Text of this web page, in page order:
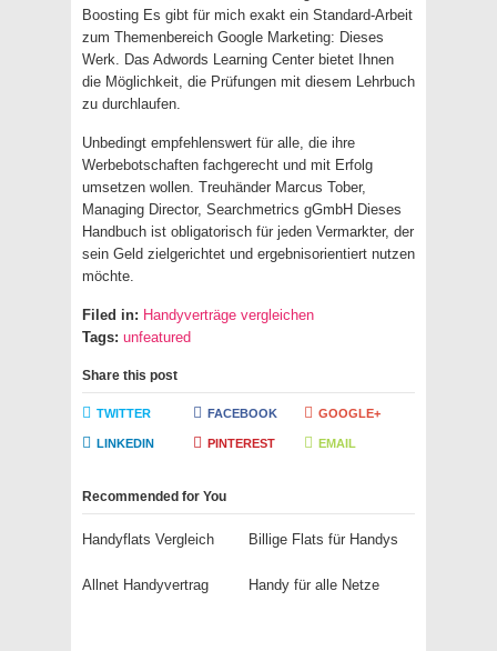
Boosting Es gibt für mich exakt ein Standard-Arbeit
zum Themenbereich Google Marketing: Dieses
Werk. Das Adwords Learning Center bietet Ihnen
die Möglichkeit, die Prüfungen mit diesem Lehrbuch
zu durchlaufen.
Unbedingt empfehlenswert für alle, die ihre
Werbebotschaften fachgerecht und mit Erfolg
umsetzen wollen. Treuhänder Marcus Tober,
Managing Director, Searchmetrics gGmbH Dieses
Handbuch ist obligatorisch für jeden Vermarkter, der
sein Geld zielgerichtet und ergebnisorientiert nutzen
möchte.
Filed in: Handyverträge vergleichen
Tags: unfeatured
Share this post
TWITTER FACEBOOK GOOGLE+
LINKEDIN PINTEREST EMAIL
Recommended for You
Handyflats Vergleich Billige Flats für Handys
Allnet Handyvertrag Handy für alle Netze